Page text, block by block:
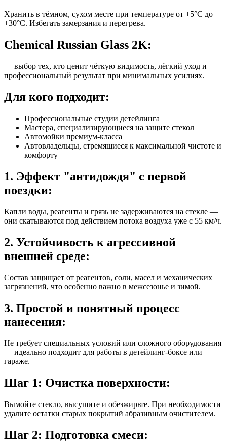
Хранить в тёмном, сухом месте при температуре от +5°C до
+30°C. Избегать замерзания и перегрева.
Chemical Russian Glass 2K:
— выбор тех, кто ценит чёткую видимость, лёгкий уход и
профессиональный результат при минимальных усилиях.
Для кого подходит:
Профессиональные студии детейлинга
Мастера, специализирующиеся на защите стекол
Автомойки премиум-класса
Автовладельцы, стремящиеся к максимальной чистоте и
комфорту
1. Эффект "антидождя" с первой
поездки:
Капли воды, реагенты и грязь не задерживаются на стекле —
они скатываются под действием потока воздуха уже с 55 км/ч.
2. Устойчивость к агрессивной
внешней среде:
Состав защищает от реагентов, соли, масел и механических
загрязнений, что особенно важно в межсезонье и зимой.
3. Простой и понятный процесс
нанесения:
Не требует специальных условий или сложного оборудования
— идеально подходит для работы в детейлинг-боксе или
гараже.
Шаг 1: Очистка поверхности:
Вымойте стекло, высушите и обезжирьте. При необходимости
удалите остатки старых покрытий абразивным очистителем.
Шаг 2: Подготовка смеси: